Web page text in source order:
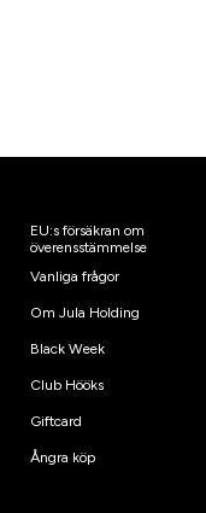
EU:s försäkran om
överensstämmelse
Vanliga frågor
Om Jula Holding
Black Week
Club Hööks
Giftcard
Ångra köp